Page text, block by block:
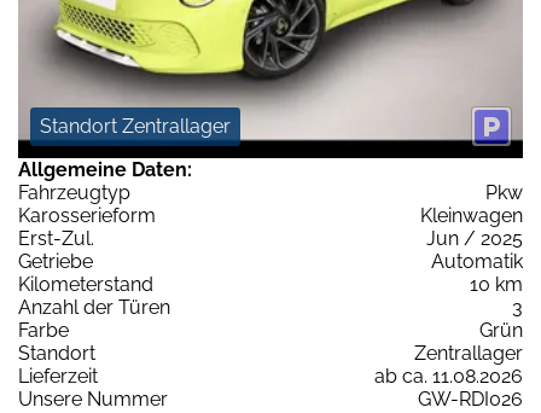
Standort Zentrallager
Allgemeine Daten:
Fahrzeugtyp
Pkw
Karosserieform
Kleinwagen
Erst-Zul.
Jun / 2025
Getriebe
Automatik
Kilometerstand
10 km
Anzahl der Türen
3
Farbe
Grün
Standort
Zentrallager
Lieferzeit
ab ca. 11.08.2026
Unsere Nummer
GW-RDI026